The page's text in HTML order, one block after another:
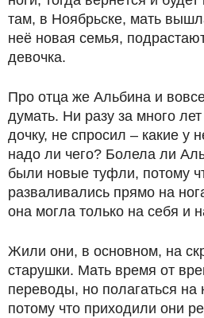
там, в Ноябрьске, мать
неё новая семья,
девочка.
Про отца же Альбина и
думать. Ни разу за много
дочку, не спросил – какие у
надо ли чего? Болела ли
были новые туфли, потому
разваливались прямо на
она могла только на себя и
Жили они, в основном, на
старушки. Мать время от
переводы, но полагаться на
потому что приходили они